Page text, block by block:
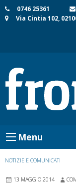
Skip
to
0746 25361
Via Cintia 102,
Menu
NOTIZIE E COMUNICATI
13 MAGGIO 2014